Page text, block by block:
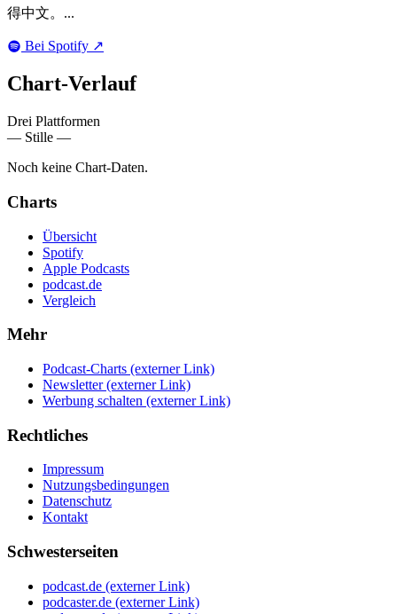
得中文。...
Bei Spotify ↗
Chart-Verlauf
Drei Plattformen
— Stille —
Noch keine Chart-Daten.
Charts
Übersicht
Spotify
Apple Podcasts
podcast.de
Vergleich
Mehr
Podcast-Charts (externer Link)
Newsletter (externer Link)
Werbung schalten (externer Link)
Rechtliches
Impressum
Nutzungsbedingungen
Datenschutz
Kontakt
Schwesterseiten
podcast.de (externer Link)
podcaster.de (externer Link)